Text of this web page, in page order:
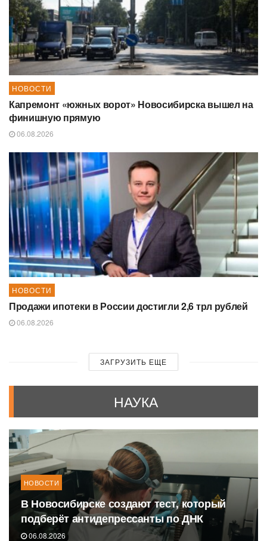
НОВОСТИ
Капремонт «южных ворот» Новосибирска вышел на
финишную прямую
06.08.2026
НОВОСТИ
Продажи ипотеки в России достигли 2,6 трл рублей
06.08.2026
ЗАГРУЗИТЬ ЕЩЕ
НАУКА
НОВОСТИ
В Новосибирске создают тест, который
подберёт антидепрессанты по ДНК
06.08.2026